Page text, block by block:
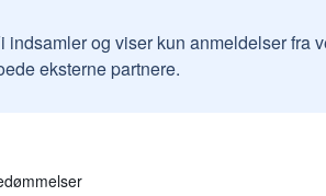
indsamler og viser kun anmeldelser fra
eksterne partnere.